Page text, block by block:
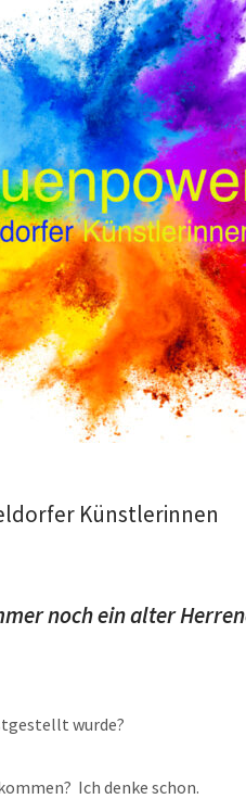
Künstlerinnen
noch ein alter
wurde?
Ich denke schon.